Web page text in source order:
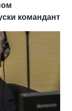
командант